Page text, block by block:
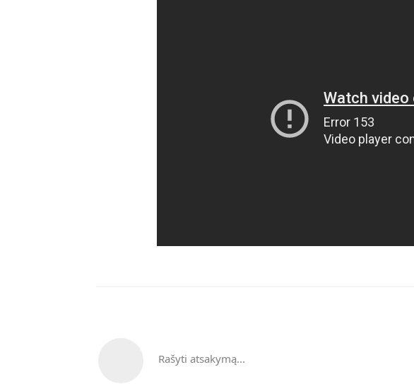
Rašyti atsakymą...